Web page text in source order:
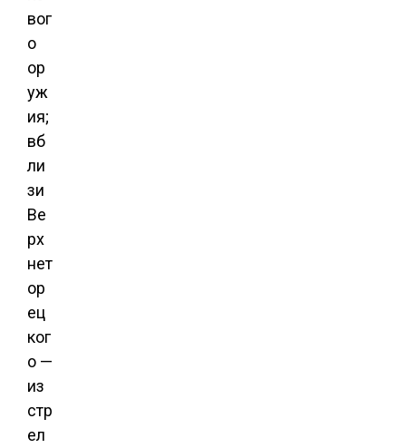
вог
о
ор
уж
ия;
вб
ли
зи
Ве
рх
нет
ор
ец
ког
о —
из
стр
ел